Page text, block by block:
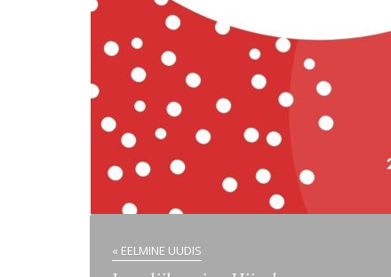
« EELMINE UUDIS